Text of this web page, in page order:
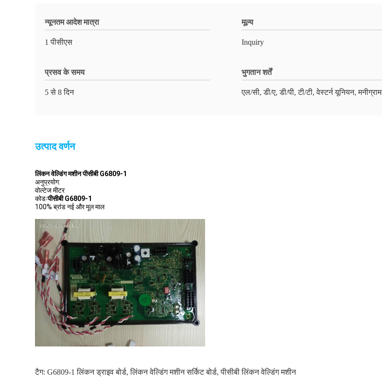
न्यूनतम आदेश मात्रा
1 पीसीएस
मूल्य
Inquiry
प्रसव के समय
5 से 8 दिन
भुगतान शर्तें
एल/सी, डी/ए, डी/पी, टी/टी, वेस्टर्न यूनियन, मनीग्राम
उत्पाद वर्णन
लिंकन वेल्डिंग मशीन पीसीबी G6809-1
अनुप्रयोग:
वोल्टेज मीटर
कोडःपीसीबी G6809-1
100% ब्रांड नई और मूल माल
टैग: G6809-1 लिंकन ड्राइव बोर्ड, लिंकन वेल्डिंग मशीन सर्किट बोर्ड, पीसीबी लिंकन वेल्डिंग मशीन